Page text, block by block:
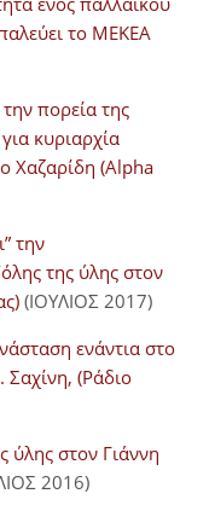
το ΜΕΚΕΑ
πορεία της
κυριαρχία
Χαζαρίδη (Alpha
την
της ύλης στον
(ΙΟΥΛΙΟΣ 2017)
ενάντια στο
(Ράδιο
ύλης στον Γιάννη
2016)